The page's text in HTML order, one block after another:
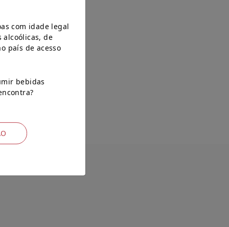
com idade legal
alcoólicas, de
país de acesso
bebidas